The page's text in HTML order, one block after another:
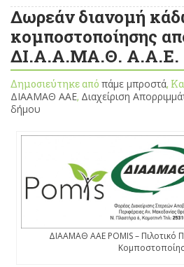
Δωρεάν διανομή
κομποστοποίησης
ΔΙ.Α.Α.ΜΑ.Θ. Α.Α.Ε.
Δημοσιεύτηκε από πάμε μπροστά,
ΔΙΑΑΜΑΘ ΑΑΕ, Διαχείριση
δήμου
ΔΙΑΑΜΑΘ ΑΑΕ POMIS – Πιλοτικό